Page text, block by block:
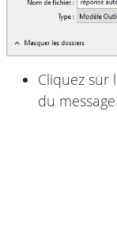
Cliquez sur
du message.